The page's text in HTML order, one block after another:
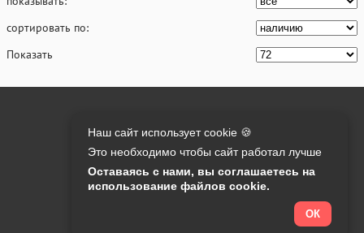
сортировать по:
Показать
Контакты:
info@o-manager.ru
Онлайн оплата на сайте:
Наш сайт использует cookie 🍪
Это необходимо чтобы сайт работал лучше
Оставаясь с нами, вы соглашаетесь на
использование файлов cookie.
ОК